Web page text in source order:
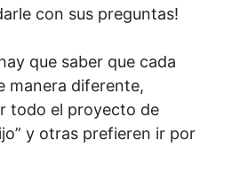
con sus preguntas!
que saber que cada
manera diferente,
todo el proyecto de
y otras prefieren ir por